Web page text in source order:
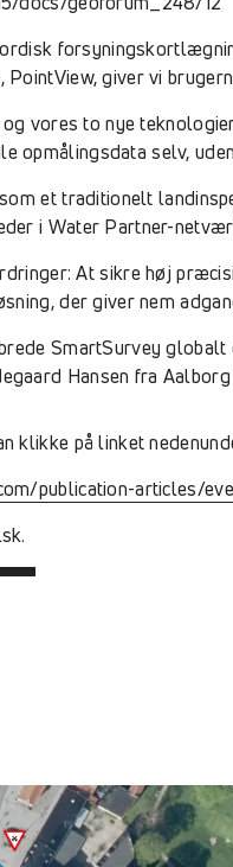
PointView, giver vi
vores to nye
opmålingsdata selv,
et traditionelt
i Water Partner-
At sikre høj
der giver nem
SmartSurvey
Hansen fra
klikke på linket
publication-articles/